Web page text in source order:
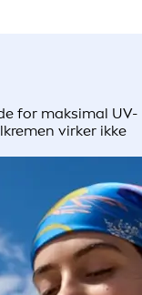
for maksimal UV-
virker ikke